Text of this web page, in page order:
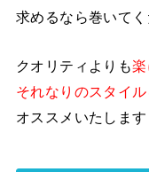
求めるなら巻いて
クオリティよりも
それなりのスタイ
オススメいたします